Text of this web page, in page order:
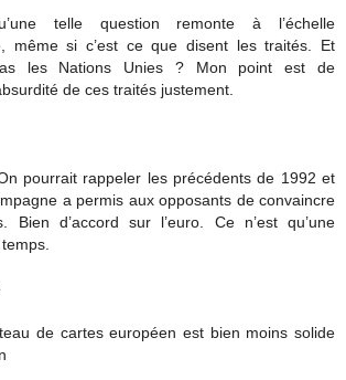
telle question remonte à l’échelle
même si c’est ce que disent les traités. Et
les Nations Unies ? Mon point est de
de ces traités justement.
pourrait rappeler les précédents de 1992 et
a permis aux opposants de convaincre
Bien d’accord sur l’euro. Ce n’est qu’une
de cartes européen est bien moins solide